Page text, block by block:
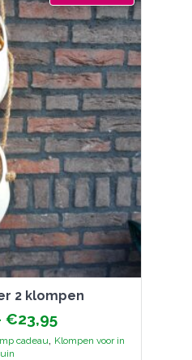
2 klompen
€23,95Prijsklasse:
€19,50
tot
cadeau, Klompen voor in